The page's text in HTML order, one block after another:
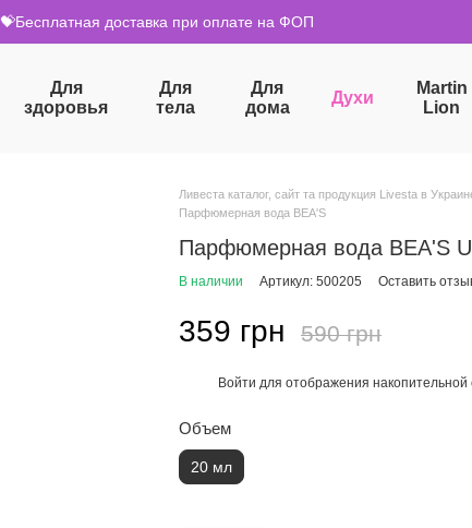
💝Бесплатная доставка при оплате на ФОП
Для
здоровья
Для
тела
Для
дома
Духи
Martin
Lion
Ливеста каталог, сайт та продукция Livesta в
Парфюмерная вода BEA'S
Парфюмерная вода BEA'S
В наличии Артикул: 500205 Оставить
359 грн 590 грн
Войти для отображения накопительной
Объем
20 мл